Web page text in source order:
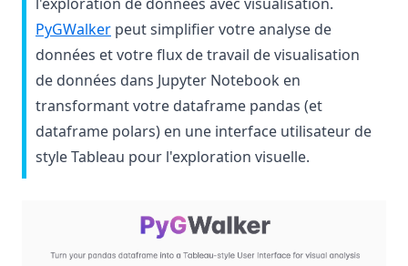
Trier les données d'un DataFrame Pandas par indice
Tutoriel sur pandas read_csv(): Importer les données
comme un pro
Unpacking Lists in Pandas Columns: Comprehensive Guide
Using DataFrame.loc to Access and Manipulate Data in
Pandas
Utilisation de DataFrame.loc pour accéder et manipuler les
données dans Pandas
Utilisation de la fonction moyenne de Pandas
Visualisation avec Pandas : un tutoriel étape par étape
PyGWalker(opens in a new tab)
peut simplifier votre analyse de
données et votre flux de travail de visualisation
de données dans Jupyter Notebook en
transformant votre dataframe pandas (et
dataframe polars) en une interface utilisateur de
style Tableau pour l'exploration visuelle.